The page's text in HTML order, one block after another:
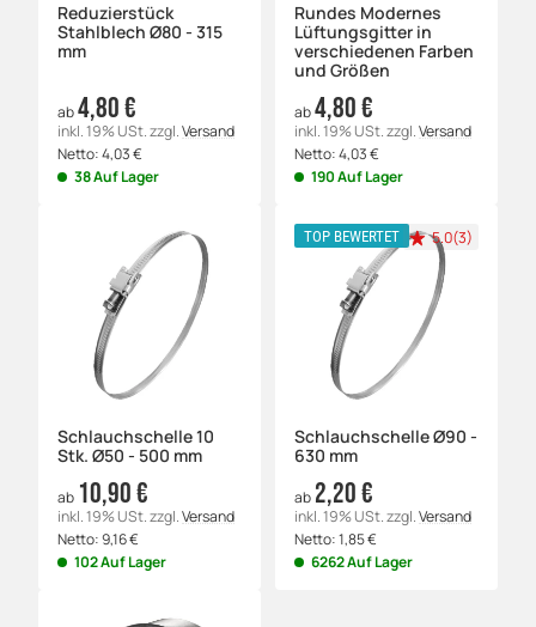
Reduzierstück
Stahlblech Ø80 - 315
mm
ab4,80 €
inkl. 19% USt.zzgl.Versand
Netto:4,03€
38 Auf Lager
Rundes Modernes
Lüftungsgitter in
verschiedenen Farben
und Größen
ab4,80 €
inkl. 19% USt.zzgl.Versand
Netto:4,03€
190 Auf Lager
Schlauchschelle 10
Stk. Ø50 - 500 mm
ab 10,90 €
inkl. 19% USt.zzgl.Versand
Netto:9,16€
102 Auf Lager
TOP BEWERTET 5.0(3)
Schlauchschelle Ø90 -
630 mm
ab 2,20 €
inkl. 19% USt.zzgl.Versand
Netto:1,85€
6262 Auf Lager